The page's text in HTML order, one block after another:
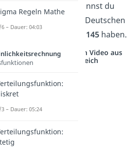
deinem Ergebnis kannst du
dass 99,7% der Deutschen
zwischen 55 und 145 haben.
vernetzt: Hier ein Video aus
einem anderen Bereich
Regeln Mathe
– Dauer: 04:03
3 – Dauer: 05:24